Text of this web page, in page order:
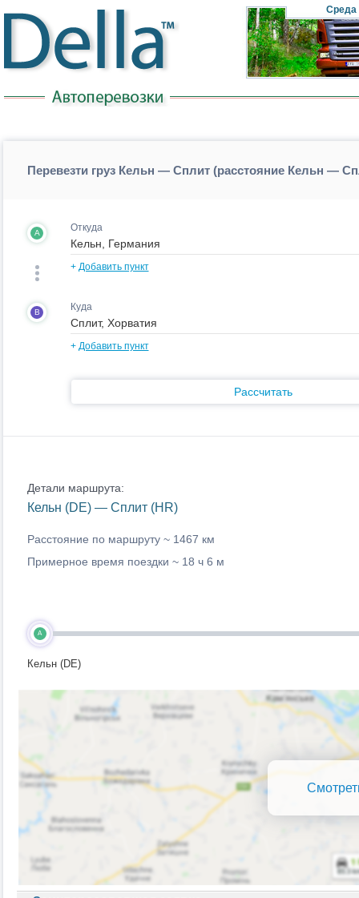
Cреда
Перевезти груз Кельн — Сплит (расстояние Кельн —
A Откуда
+ Добавить пункт
B Куда
+ Добавить пункт
Рассчитать
Детали маршрута:
Кельн (DE) — Сплит (HR)
Расстояние по маршруту ~ 1467 км
Примерное время поездки ~ 18 ч 6 м
A
Кельн (DE)